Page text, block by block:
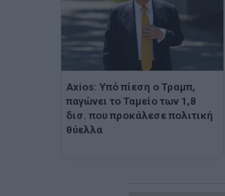
Axios: Υπό πίεση ο Τραμπ,
παγώνει το Ταμείο των 1,8
δισ. που προκάλεσε πολιτική
θύελλα